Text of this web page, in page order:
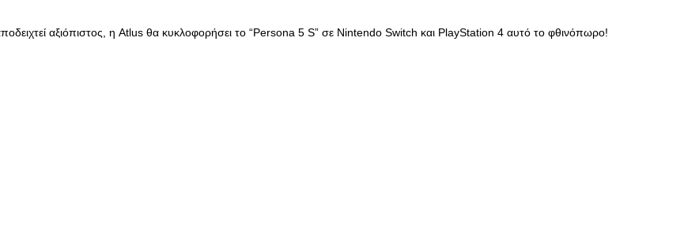
αξιόπιστος, η Atlus θα κυκλοφορήσει το “Persona 5 S” σε Nintendo Switch και PlayStation 4 αυτό το φθινόπωρο!